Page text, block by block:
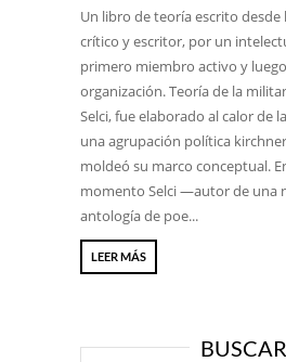
Un libro de teoría escrito desde
crítico y escritor, por un
primero miembro activo y
organización. Teoría de la
Selci, fue elaborado al calor de
una agrupación política
moldeó su marco conceptual.
momento Selci —autor de una
antología de poe...
LEER MÁS
BUSCAR